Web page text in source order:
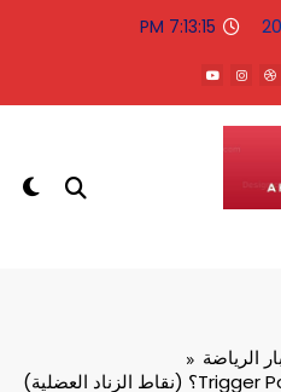
7:13:16 PM
الرياضة
شاهد شرح تافصيل هي الـ Trigger Points؟ (نقاط الزناد العضلية)